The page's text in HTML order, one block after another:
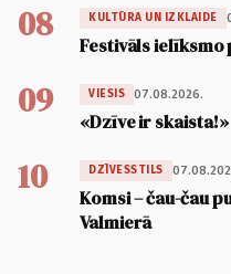
08 KULTŪRA UN IZKLAIDE
Festivāls ielīksmo
09 VIESIS 07.08.2026.
«Dzīve ir skaista!»
10 DZĪVESSTILS
Komsi – čau-čau
Valmierā